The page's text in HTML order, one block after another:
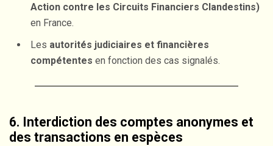
Action contre les Circuits Financiers Clandestins)
en France.
Les autorités judiciaires et financières
compétentes en fonction des cas signalés.
6. Interdiction des comptes anonymes et
des transactions en espèces